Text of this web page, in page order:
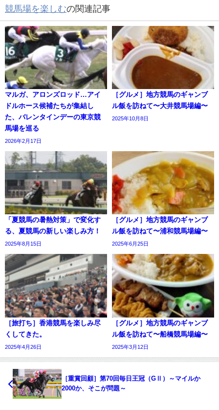
競馬場を楽しむの関連記事
マルガ、アロンズロッド…アイ
ドルホース候補たちが集結し
た、バレンタインデーの東京競
馬場を巡る
2026年2月17日
［グルメ］地方競馬のギャンブ
ル飯を訪ねて〜大井競馬場編〜
2025年10月8日
「夏競馬の暑熱対策」で変化す
る、夏競馬の新しい楽しみ方！
2025年8月15日
［グルメ］地方競馬のギャンブ
ル飯を訪ねて〜浦和競馬場編〜
2025年6月25日
［旅打ち］香港競馬を楽しみ尽
くしてきた。
2025年4月26日
［グルメ］地方競馬のギャンブ
ル飯を訪ねて〜船橋競馬場編〜
2025年3月12日
［重賞回顧］第70回毎日王冠（GⅡ）～マイルか
2000か、そこが問題～